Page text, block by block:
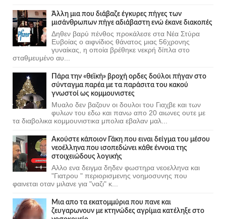
Άλλη μια που διάβαζε έγκυρες πήγες των
μισάνθρωπων πήγε αδιάβαστη ενώ έκανε διακοπές
Δηθεν βαρύ πένθος προκάλεσε στα Νέα Στύρα
Ευβοίας ο αιφνίδιος θάνατος μιας 56χρονης
γυναίκας, η οποία βρέθηκε νεκρή δίπλα στο
σταθμευμένο αυ...
Πάρα την «θεϊκή» βροχή ορδες δούλοι πήγαν στο
σύνταγμα παρέα με τα παράσιτα του κακού
γνωστοί ως κομμουνιστες
Μυαλο δεν βαζουν οι δουλοι του Γιαχβε και των
φυλων του εδω και πανω απο 20 αιωνες ουτε με
τα διαβολικα κομμουνιστικα μπολια εβαλαν μαλ...
Ακούστε κάποιον Γάκη που ειναι δείγμα του μέσου
νεοέλληνα που ισοπεδώνει κάθε έννοια της
στοιχειώδους λογικής
Αλλο ενα δειγμα δηδεν φωστηρα νεοελληνα και
"Γιατρου " περιορισμενης νοημοσυνης που
φαινεται οταν μιλανε για "ναζι" κ...
Μια απο τα εκατομμύρια που πανε και
ζευγαρωνουν με κτηνώδες αγρίμια κατέληξε στο